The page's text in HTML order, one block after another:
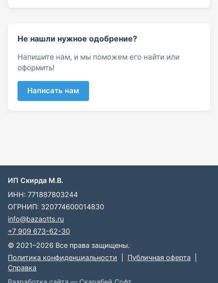
Не нашли нужное одобрение?
Напишите нам, и мы поможем его найти или
оформить!
Написать нам
ИП Скирда М.В.
ИНН: 771887803244
ОГРНИП: 320774600014830
info@bazaotts.ru
+7 909 673-62-30
© 2021–2026 Все права защищены.
Политика конфиденциальности
Публичная оферта
Справка